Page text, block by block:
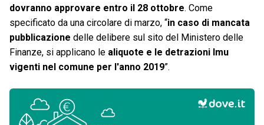
dovranno approvare entro il 28 ottobre. Come
specificato da una circolare di marzo, “in caso di mancata
pubblicazione delle delibere sul sito del Ministero delle
Finanze, si applicano le aliquote e le detrazioni Imu
vigenti nel comune per l'anno 2019”.